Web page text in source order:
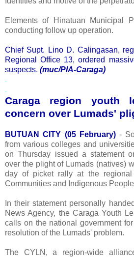
Elements of Hinatuan Municipal
conducting follow up operation.
Chief Supt. Lino D. Calingasan,
Regional Office 13, ordered
suspects. (muc/PIA-Caraga)
.
.
Caraga region youth
concern over Lumads'
BUTUAN CITY (05 February)-
from various colleges and
on Thursday issued a statement
over the plight of Lumads (natives)
day of picket rally at the regional
Communities and Indigenous
In their statement personally
News Agency, the Caraga Youth
calls on the national government
resolution of the Lumads' problem.
The CYLN, a region-wide